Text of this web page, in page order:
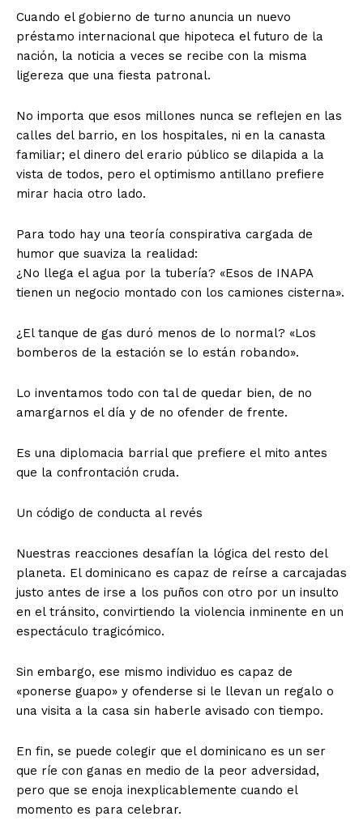
Cuando el gobierno de turno anuncia un nuevo
préstamo internacional que hipoteca el futuro de la
nación, la noticia a veces se recibe con la misma
ligereza que una fiesta patronal.
No importa que esos millones nunca se reflejen en las
calles del barrio, en los hospitales, ni en la canasta
familiar; el dinero del erario público se dilapida a la
vista de todos, pero el optimismo antillano prefiere
mirar hacia otro lado.
​Para todo hay una teoría conspirativa cargada de
humor que suaviza la realidad:
​¿No llega el agua por la tubería? «Esos de INAPA
tienen un negocio montado con los camiones cisterna».
​¿El tanque de gas duró menos de lo normal? «Los
bomberos de la estación se lo están robando».
​Lo inventamos todo con tal de quedar bien, de no
amargarnos el día y de no ofender de frente.
Es una diplomacia barrial que prefiere el mito antes
que la confrontación cruda.
​Un código de conducta al revés
​Nuestras reacciones desafían la lógica del resto del
planeta. El dominicano es capaz de reírse a carcajadas
justo antes de irse a los puños con otro por un insulto
en el tránsito, convirtiendo la violencia inminente en un
espectáculo tragicómico.
Sin embargo, ese mismo individuo es capaz de
«ponerse guapo» y ofenderse si le llevan un regalo o
una visita a la casa sin haberle avisado con tiempo.
​En fin, se puede colegir que el dominicano es un ser
que ríe con ganas en medio de la peor adversidad,
pero que se enoja inexplicablemente cuando el
momento es para celebrar.